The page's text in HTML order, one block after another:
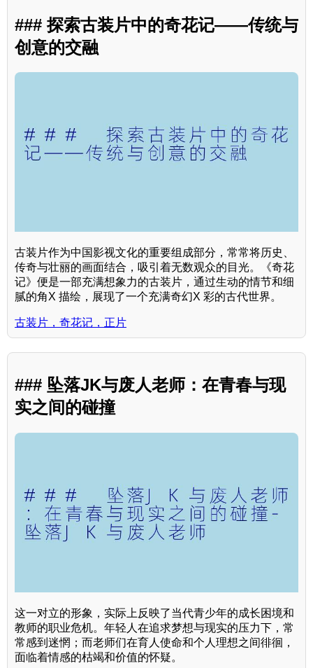
### 探索古装片中的奇花记——传统与
创意的交融
古装片作为中国影视文化的重要组成部分，常常将历史、
传奇与壮丽的画面结合，吸引着无数观众的目光。《奇花
记》便是一部充满想象力的古装片，通过生动的情节和细
腻的角X 描绘，展现了一个充满奇幻X 彩的古代世界。
古装片，奇花记，正片
### 坠落JK与废人老师：在青春与现
实之间的碰撞
这一对立的形象，实际上反映了当代青少年的成长困境和
教师的职业危机。年轻人在追求梦想与现实的压力下，常
常感到迷惘；而老师们在育人使命和个人理想之间徘徊，
面临着情感的枯竭和价值的怀疑。